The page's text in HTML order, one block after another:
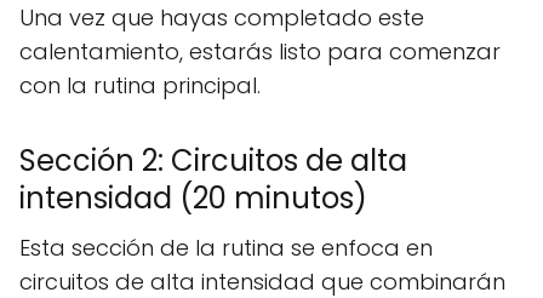
Una vez que hayas completado este
calentamiento, estarás listo para comenzar
con la rutina principal.
Sección 2: Circuitos de alta
intensidad (20 minutos)
Esta sección de la rutina se enfoca en
circuitos de alta intensidad que combinarán